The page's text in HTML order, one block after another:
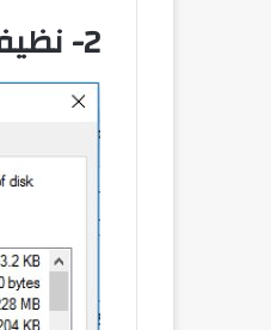
2- نظيف الهارد Disk Cleanup